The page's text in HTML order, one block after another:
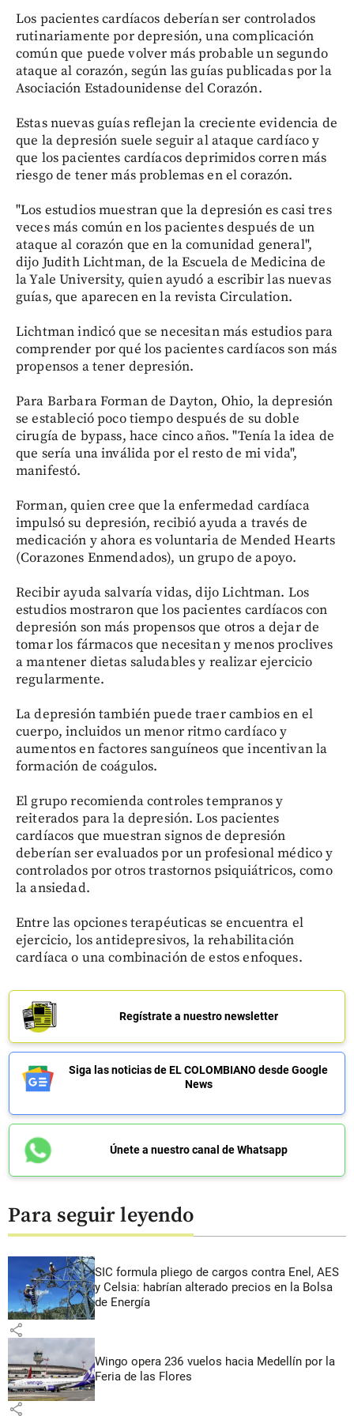
Los pacientes cardíacos deberían ser controlados
rutinariamente por depresión, una complicación
común que puede volver más probable un segundo
ataque al corazón, según las guías publicadas por la
Asociación Estadounidense del Corazón.
Estas nuevas guías reflejan la creciente evidencia de
que la depresión suele seguir al ataque cardíaco y
que los pacientes cardíacos deprimidos corren más
riesgo de tener más problemas en el corazón.
"Los estudios muestran que la depresión es casi tres
veces más común en los pacientes después de un
ataque al corazón que en la comunidad general",
dijo Judith Lichtman, de la Escuela de Medicina de
la Yale University, quien ayudó a escribir las nuevas
guías, que aparecen en la revista Circulation.
Lichtman indicó que se necesitan más estudios para
comprender por qué los pacientes cardíacos son más
propensos a tener depresión.
Para Barbara Forman de Dayton, Ohio, la depresión
se estableció poco tiempo después de su doble
cirugía de bypass, hace cinco años. "Tenía la idea de
que sería una inválida por el resto de mi vida",
manifestó.
Forman, quien cree que la enfermedad cardíaca
impulsó su depresión, recibió ayuda a través de
medicación y ahora es voluntaria de Mended Hearts
(Corazones Enmendados), un grupo de apoyo.
Recibir ayuda salvaría vidas, dijo Lichtman. Los
estudios mostraron que los pacientes cardíacos con
depresión son más propensos que otros a dejar de
tomar los fármacos que necesitan y menos proclives
a mantener dietas saludables y realizar ejercicio
regularmente.
La depresión también puede traer cambios en el
cuerpo, incluidos un menor ritmo cardíaco y
aumentos en factores sanguíneos que incentivan la
formación de coágulos.
El grupo recomienda controles tempranos y
reiterados para la depresión. Los pacientes
cardíacos que muestran signos de depresión
deberían ser evaluados por un profesional médico y
controlados por otros trastornos psiquiátricos, como
la ansiedad.
Entre las opciones terapéuticas se encuentra el
ejercicio, los antidepresivos, la rehabilitación
cardíaca o una combinación de estos enfoques.
Regístrate a nuestro newsletter
Siga las noticias de EL COLOMBIANO desde Google
News
Únete a nuestro canal de Whatsapp
Para seguir leyendo
SIC formula pliego de cargos contra Enel, AES
y Celsia: habrían alterado precios en la Bolsa
de Energía
share
Wingo opera 236 vuelos hacia Medellín por la
Feria de las Flores
share